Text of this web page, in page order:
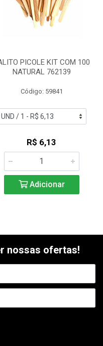
PICOLE KIT COM 100
NATURAL 762139
Código: 59841
R$ 6,13
Adicionar
nossas ofertas!